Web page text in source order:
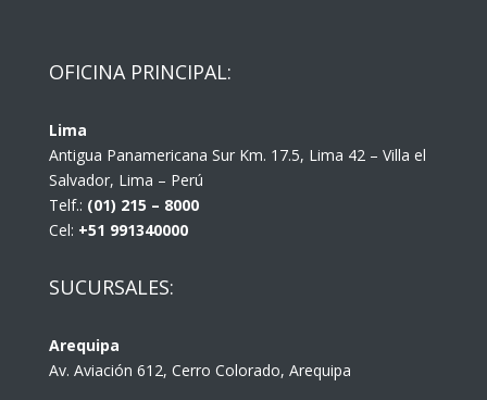
OFICINA PRINCIPAL:
Lima
Antigua Panamericana Sur Km. 17.5, Lima 42 – Villa el
Salvador, Lima – Perú
Telf.: (01) 215 – 8000
Cel: +51 991340000
SUCURSALES:
Arequipa
Av. Aviación 612, Cerro Colorado, Arequipa